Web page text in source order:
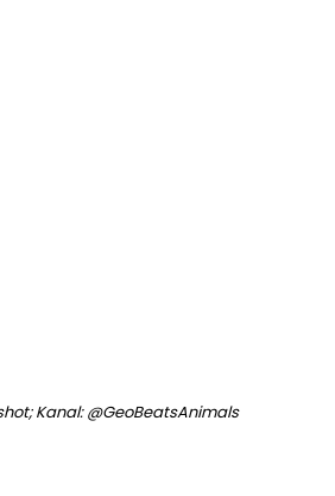
Kanal: @GeoBeatsAnimals